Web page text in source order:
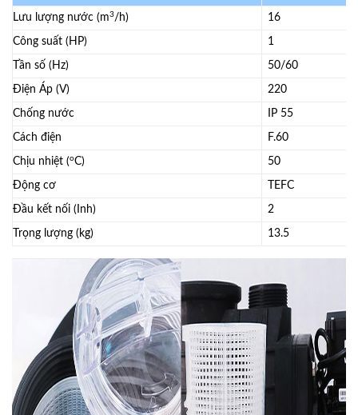
Lưu lượng nước (m3/h) 16
Công suất (HP) 1
Tần số (Hz) 50/60
Điện Áp (V) 220
Chống nước IP 55
Cách điện F.60
Chịu nhiệt (oC) 50
Động cơ TEFC
Đầu kết nối (Inh) 2
Trọng lượng (kg) 13.5